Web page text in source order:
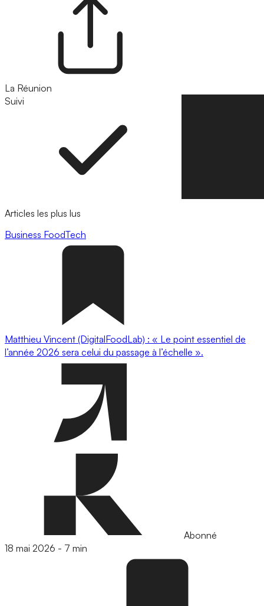
La Réunion
Suivi
Articles les plus lus
Business FoodTech
Matthieu Vincent (DigitalFoodLab) : « Le point essentiel de
l’année 2026 sera celui du passage à l’échelle ».
Abonné
18 mai 2026 - 7 min